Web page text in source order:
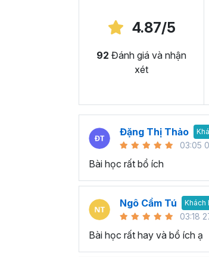
4.87/5
92 Đánh giá và nhận
xét
Đặng Thị Thảo
03:05
Bài học rất bổ ích
Ngô Cẩm Tú Khách
03:18
Bài học rất hay và bổ ích ạ